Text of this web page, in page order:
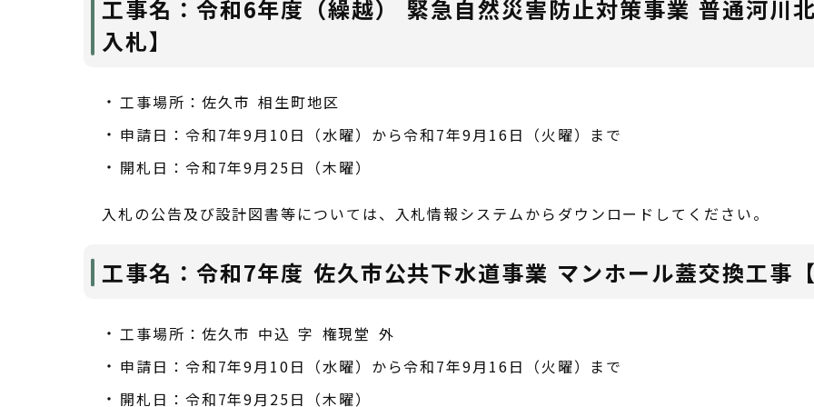
工事名：令和6年度（繰越） 緊急自然災害防止対策事業 普通河川
入札】
工事場所：佐久市 相生町地区
申請日：令和7年9月10日（水曜）から令和7年9月16日（火曜）まで
開札日：令和7年9月25日（木曜）
入札の公告及び設計図書等については、入札情報システムからダウンロードしてください。
工事名：令和7年度 佐久市公共下水道事業 マンホール蓋交換工事
工事場所：佐久市 中込 字 権現堂 外
申請日：令和7年9月10日（水曜）から令和7年9月16日（火曜）まで
開札日：令和7年9月25日（木曜）